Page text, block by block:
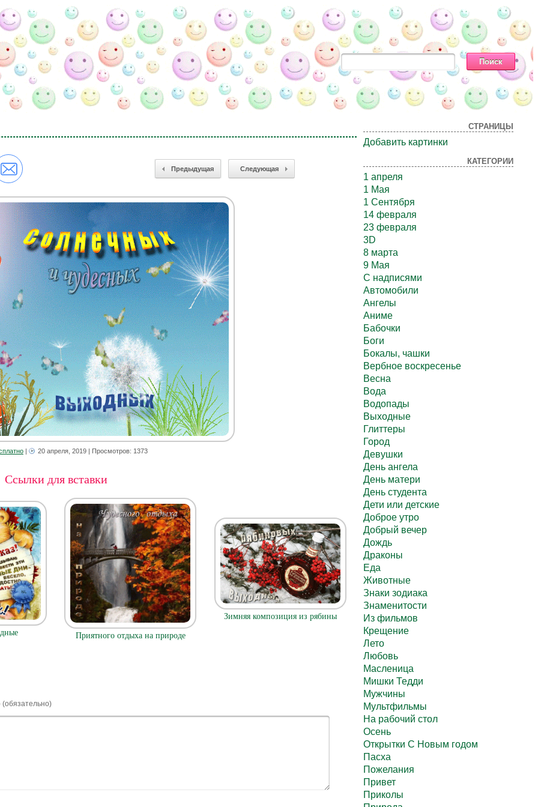
Предыдущая Следующая
| 20 апреля, 2019| Просмотров: 1373
Ссылки для вставки
Приятного отдыха на природе
Зимняя композиция из рябины
(обязательно)
СТРАНИЦЫ
Добавить картинки
КАТЕГОРИИ
1 апреля
1 Мая
1 Сентября
14 февраля
23 февраля
3D
8 марта
9 Мая
C надписями
Автомобили
Ангелы
Аниме
Бабочки
Боги
Бокалы, чашки
Вербное воскресенье
Весна
Вода
Водопады
Выходные
Глиттеры
Город
Девушки
День ангела
День матери
День студента
Дети или детские
Доброе утро
Добрый вечер
Дождь
Драконы
Еда
Животные
Знаки зодиака
Знаменитости
Из фильмов
Крещение
Лето
Любовь
Масленица
Мишки Тедди
Мужчины
Мультфильмы
На рабочий стол
Осень
Открытки С Новым годом
Пасха
Пожелания
Привет
Приколы